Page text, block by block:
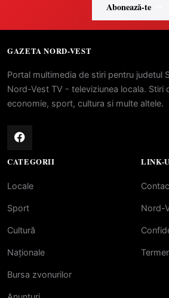
Abonează-te
GAZETA NORD-VEST
Portal multimedia de stiri pentru judetul
Nord-Vest TV - televiziunea locala. Stiri
economie, sport, cultura si multe altele.
CATEGORII
Locale
Sport
Cultură
Naționale
Bursa zvonurilor
LINK-
Nord-